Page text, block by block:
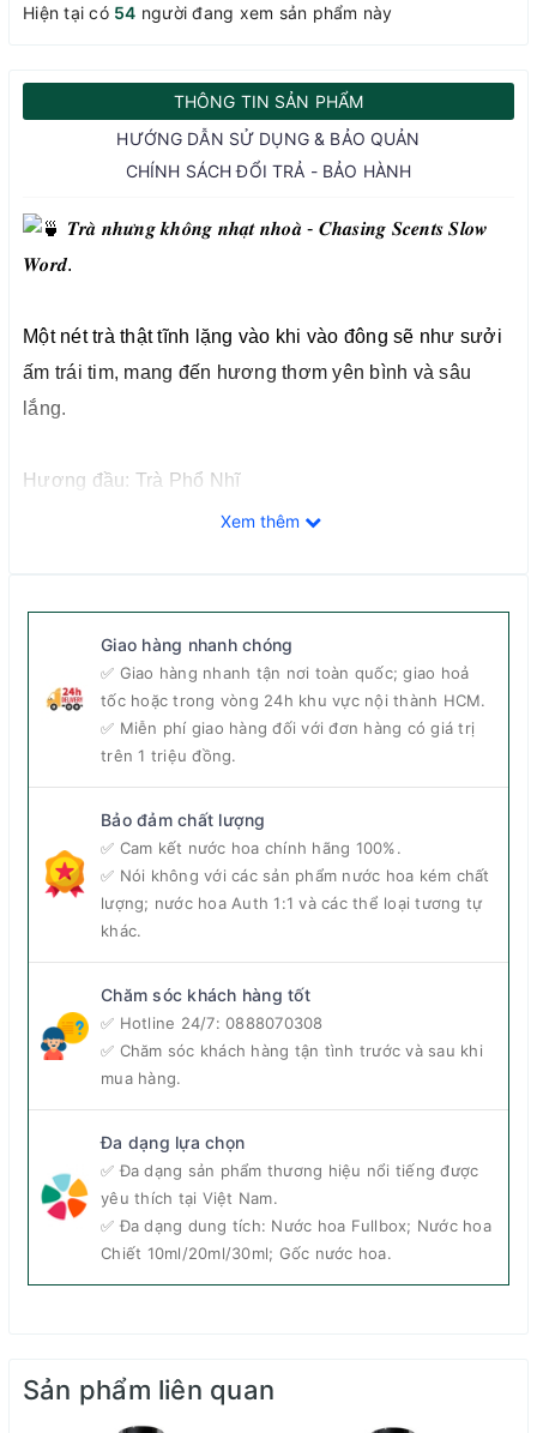
Hiện tại có 54 người đang xem sản phẩm này
THÔNG TIN SẢN PHẨM
HƯỚNG DẪN SỬ DỤNG & BẢO QUẢN
CHÍNH SÁCH ĐỔI TRẢ - BẢO HÀNH
𝑻𝒓𝒂̀ 𝒏𝒉𝒖̛𝒏𝒈 𝒌𝒉𝒐̂𝒏𝒈 𝒏𝒉𝒂̣𝒕 𝒏𝒉𝒐𝒂̀ - 𝑪𝒉𝒂𝒔𝒊𝒏𝒈 𝑺𝒄𝒆𝒏𝒕𝒔 𝑺𝒍𝒐𝒘
𝑾𝒐𝒓𝒅.
Một nét trà thật tĩnh lặng vào khi vào đông sẽ như sưởi
ấm trái tim, mang đến hương thơm yên bình và sâu
lắng.
Hương đầu: Trà Phổ Nhĩ
Hương giữa: Nhựa cây Dragon Blood, Mạch nha,
Một ly trà Phổ Nhĩ ấm nóng sẽ khiến bạn bừng tỉnh,
mang đến hương vị dịu êm cùng mạch nha, saffron và
dậy lên vị khói nhẹ. Slow World thật sự không quá nịnh
mũi, nhưng cái nền của vani khiến mùi hương này về
này, chắc chắn bạn sẽ cảm nhận được một hương trà
đậm vị, sâu sắc.
Độ tuổi khuyên dùng: Trên 20
Nồng độ: EDP
Độ lưu hương: Trung Bình - Khoảng 8h
Độ toả hương: Trung bình – Toả hương trong bán
Thời điểm khuyên dùng: Ngày, Đêm, Xuân, Hạ, Thu
Phong cách: Cá tính, Sang trọng
Xem thêm
Giao hàng nhanh chóng
✅ Giao hàng nhanh tận nơi toàn quốc; giao hoả
tốc hoặc trong vòng 24h khu vực nội thành HCM.
✅ Miễn phí giao hàng đối với đơn hàng có giá trị
trên 1 triệu đồng.
Bảo đảm chất lượng
✅ Cam kết nước hoa chính hãng 100%.
✅ Nói không với các sản phẩm nước hoa kém chất
lượng; nước hoa Auth 1:1 và các thể loại tương tự
khác.
Chăm sóc khách hàng tốt
✅ Hotline 24/7: 0888070308
✅ Chăm sóc khách hàng tận tình trước và sau khi
mua hàng.
Đa dạng lựa chọn
✅ Đa dạng sản phẩm thương hiệu nổi tiếng được
yêu thích tại Việt Nam.
✅ Đa dạng dung tích: Nước hoa Fullbox; Nước hoa
Chiết 10ml/20ml/30ml; Gốc nước hoa.
Sản phẩm liên quan